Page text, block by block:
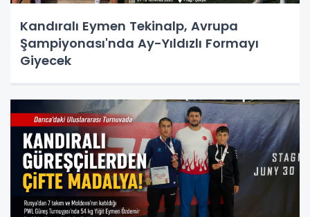
Kandıralı Eymen Tekinalp, Avrupa
Şampiyonası'nda Ay-Yıldızlı Formayı
Giyecek